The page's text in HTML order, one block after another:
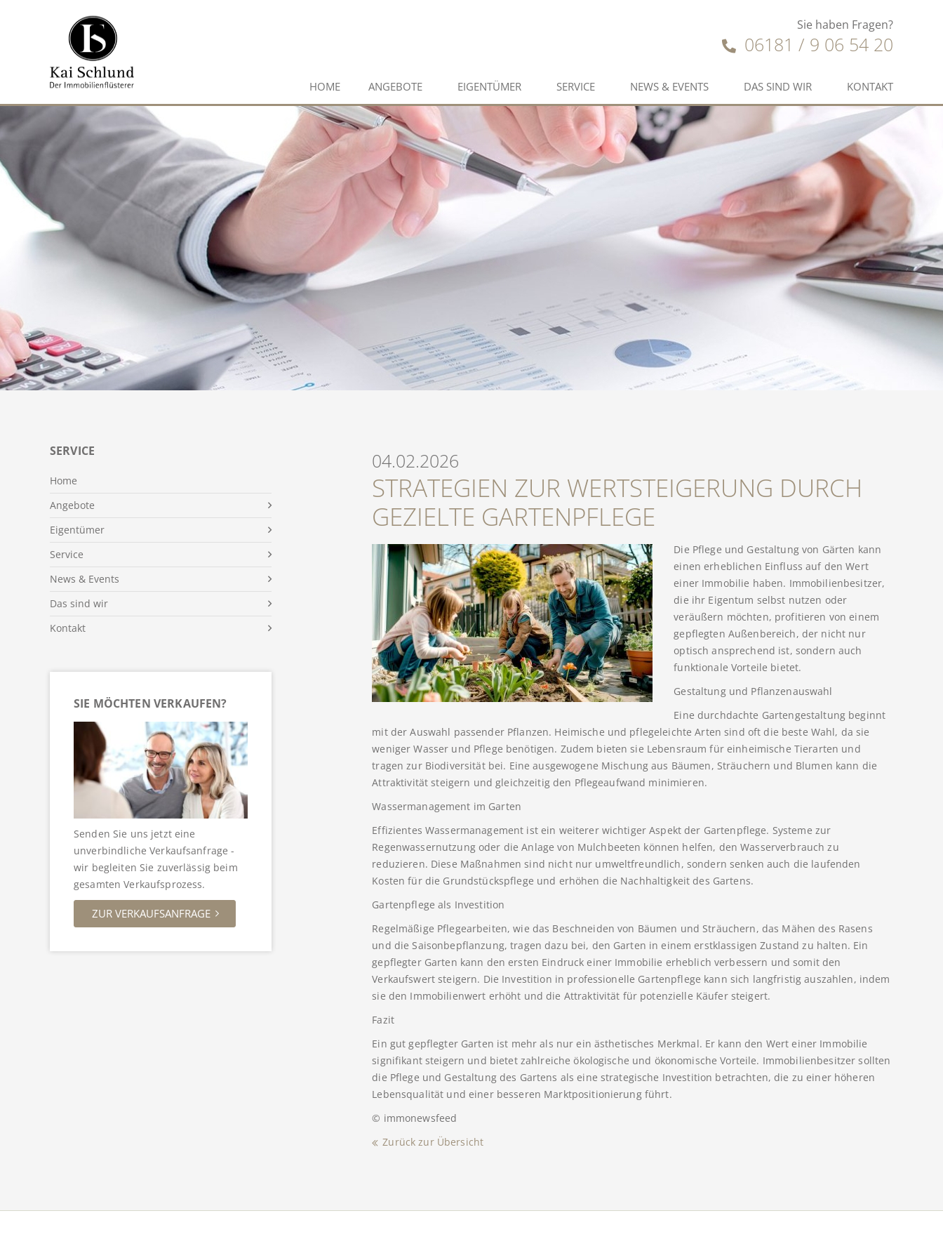
Sie haben Fragen?
06181 / 9 06 54 20
HOME ANGEBOTE EIGENTÜMER SERVICE NEWS & EVENTS DAS SIND WIR KONTAKT
SERVICE
Home
Angebote
Eigentümer
Service
News & Events
Das sind wir
Kontakt
SIE MÖCHTEN VERKAUFEN?
Senden Sie uns jetzt eine
unverbindliche Verkaufsanfrage -
wir begleiten Sie zuverlässig beim
gesamten Verkaufsprozess.
ZUR VERKAUFSANFRAGE
04.02.2026
STRATEGIEN ZUR WERTSTEIGERUNG DURCH
GEZIELTE GARTENPFLEGE
Die Pflege und Gestaltung von Gärten kann
einen erheblichen Einfluss auf den Wert
einer Immobilie haben. Immobilienbesitzer,
die ihr Eigentum selbst nutzen oder
veräußern möchten, profitieren von einem
gepflegten Außenbereich, der nicht nur
optisch ansprechend ist, sondern auch
funktionale Vorteile bietet.
Gestaltung und Pflanzenauswahl
Eine durchdachte Gartengestaltung beginnt
mit der Auswahl passender Pflanzen. Heimische und pflegeleichte Arten sind oft die beste Wahl, da sie
weniger Wasser und Pflege benötigen. Zudem bieten sie Lebensraum für einheimische Tierarten und
tragen zur Biodiversität bei. Eine ausgewogene Mischung aus Bäumen, Sträuchern und Blumen kann die
Attraktivität steigern und gleichzeitig den Pflegeaufwand minimieren.
Wassermanagement im Garten
Effizientes Wassermanagement ist ein weiterer wichtiger Aspekt der Gartenpflege. Systeme zur
Regenwassernutzung oder die Anlage von Mulchbeeten können helfen, den Wasserverbrauch zu
reduzieren. Diese Maßnahmen sind nicht nur umweltfreundlich, sondern senken auch die laufenden
Kosten für die Grundstückspflege und erhöhen die Nachhaltigkeit des Gartens.
Gartenpflege als Investition
Regelmäßige Pflegearbeiten, wie das Beschneiden von Bäumen und Sträuchern, das Mähen des Rasens
und die Saisonbepflanzung, tragen dazu bei, den Garten in einem erstklassigen Zustand zu halten. Ein
gepflegter Garten kann den ersten Eindruck einer Immobilie erheblich verbessern und somit den
Verkaufswert steigern. Die Investition in professionelle Gartenpflege kann sich langfristig auszahlen, indem
sie den Immobilienwert erhöht und die Attraktivität für potenzielle Käufer steigert.
Fazit
Ein gut gepflegter Garten ist mehr als nur ein ästhetisches Merkmal. Er kann den Wert einer Immobilie
signifikant steigern und bietet zahlreiche ökologische und ökonomische Vorteile. Immobilienbesitzer sollten
die Pflege und Gestaltung des Gartens als eine strategische Investition betrachten, die zu einer höheren
Lebensqualität und einer besseren Marktpositionierung führt.
© immonewsfeed
Zurück zur Übersicht